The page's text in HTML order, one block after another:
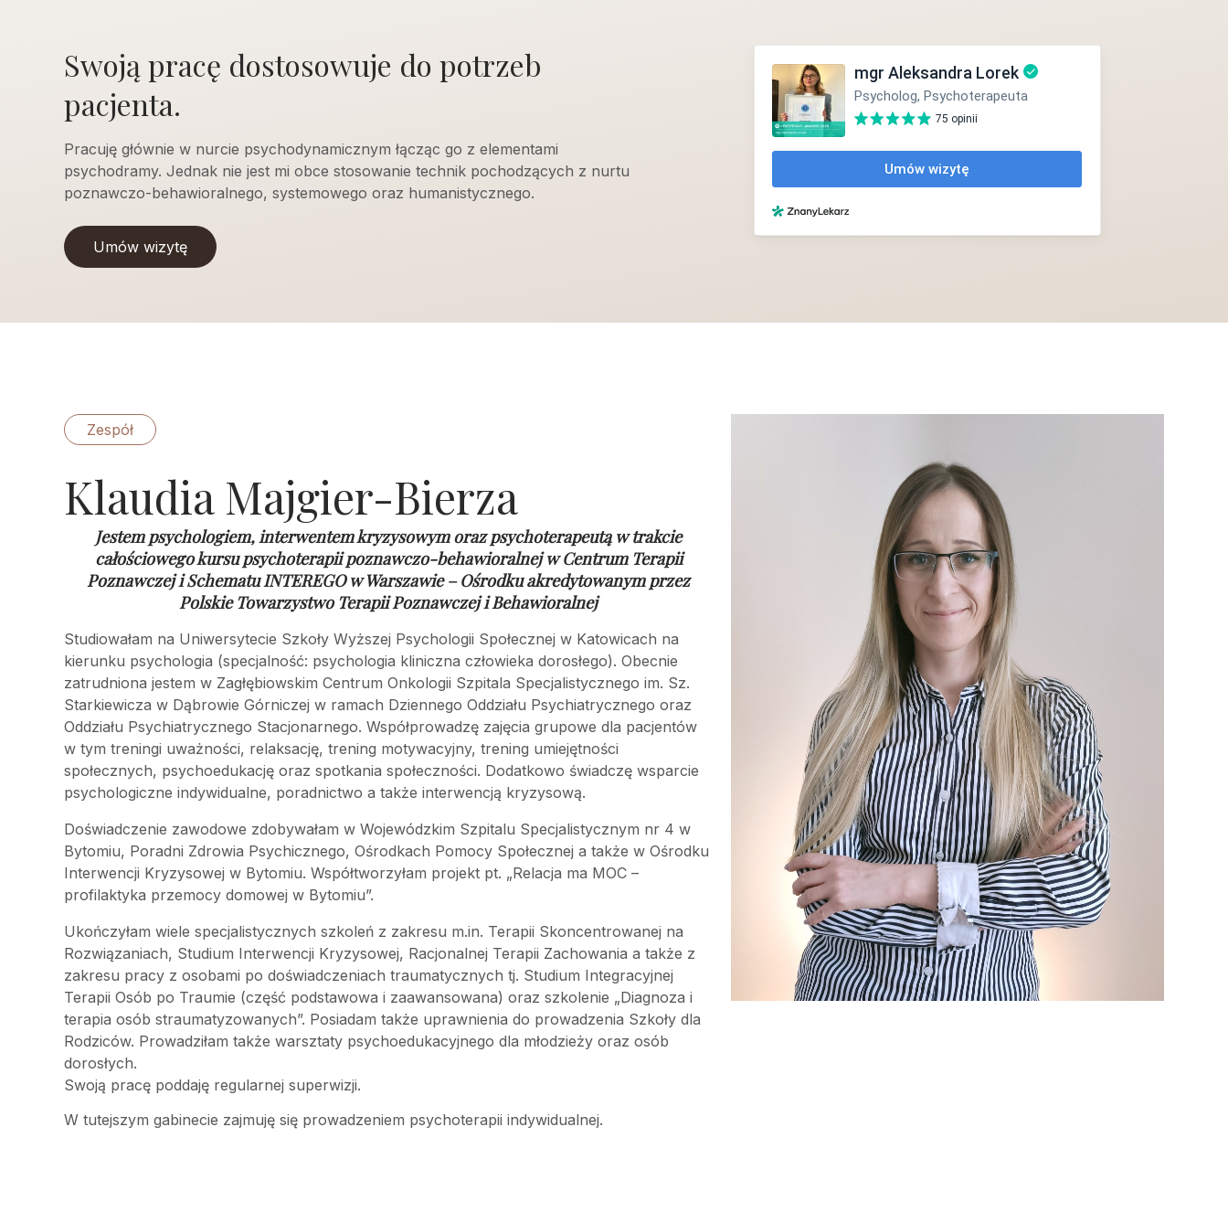
Swoją pracę dostosowuje do potrzeb
pacjenta.
Pracuję głównie w nurcie psychodynamicznym łącząc go z elementami
psychodramy. Jednak nie jest mi obce stosowanie technik pochodzących z nurtu
poznawczo-behawioralnego, systemowego oraz humanistycznego.
Umów wizytę
Zespół
Klaudia Majgier-Bierza
Jestem psychologiem, interwentem kryzysowym oraz psychoterapeutą w trakcie
całościowego kursu psychoterapii poznawczo-behawioralnej wCentrum Terapii
Poznawczej i Schematu INTEREGO w Warszawie – Ośrodku akredytowanym przez
Polskie Towarzystwo Terapii Poznawczej i Behawioralnej
Studiowałam na Uniwersytecie Szkoły Wyższej Psychologii Społecznej w Katowicach na
kierunku psychologia (specjalność: psychologia kliniczna człowieka dorosłego). Obecnie
zatrudniona jestem w Zagłębiowskim Centrum Onkologii Szpitala Specjalistycznego im. Sz.
Starkiewicza w Dąbrowie Górniczej w ramach Dziennego Oddziału Psychiatrycznego oraz
Oddziału Psychiatrycznego Stacjonarnego. Współprowadzę zajęcia grupowe dla pacjentów
w tym treningi uważności, relaksację, trening motywacyjny, trening umiejętności
społecznych, psychoedukację oraz spotkania społeczności. Dodatkowo świadczę wsparcie
psychologiczne indywidualne, poradnictwo a także interwencją kryzysową.
Doświadczenie zawodowe zdobywałam w Wojewódzkim Szpitalu Specjalistycznym nr 4 w
Bytomiu, Poradni Zdrowia Psychicznego, Ośrodkach Pomocy Społecznej a także w Ośrodku
Interwencji Kryzysowej w Bytomiu. Współtworzyłam projekt pt. „Relacja ma MOC –
profilaktyka przemocy domowej w Bytomiu”.
Ukończyłam wiele specjalistycznych szkoleń z zakresu m.in. Terapii Skoncentrowanej na
Rozwiązaniach, Studium Interwencji Kryzysowej, Racjonalnej Terapii Zachowania a także z
zakresu pracy z osobami po doświadczeniach traumatycznych tj. Studium Integracyjnej
Terapii Osób po Traumie (część podstawowa i zaawansowana) oraz szkolenie „Diagnoza i
terapia osób straumatyzowanych”. Posiadam także uprawnienia do prowadzenia Szkoły dla
Rodziców. Prowadziłam także warsztaty psychoedukacyjnego dla młodzieży oraz osób
dorosłych.
Swoją pracę poddaję regularnej superwizji.
W tutejszym gabinecie zajmuję się prowadzeniem psychoterapii indywidualnej.